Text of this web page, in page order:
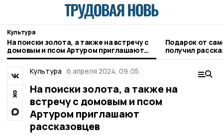
Культура
На поиски золота, а также на встречу с
домовым и псом Артуром приглашают
рассказовцев
Подарок от
получил
музей
Культура 6 апреля 2024, 09:05
На поиски золота, а также на
встречу с домовым и псом
Артуром приглашают
рассказовцев